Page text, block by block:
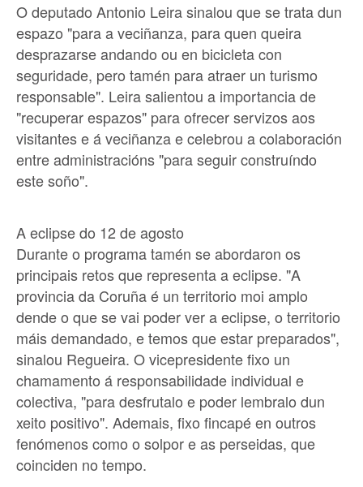
O deputado Antonio Leira sinalou que se trata dun
espazo "para a veciñanza, para quen queira
desprazarse andando ou en bicicleta con
seguridade, pero tamén para atraer un turismo
responsable". Leira salientou a importancia de
"recuperar espazos" para ofrecer servizos aos
visitantes e á veciñanza e celebrou a colaboración
entre administracións "para seguir construíndo
este soño".
A eclipse do 12 de agosto
Durante o programa tamén se abordaron os
principais retos que representa a eclipse. "A
provincia da Coruña é un territorio moi amplo
dende o que se vai poder ver a eclipse, o territorio
máis demandado, e temos que estar preparados",
sinalou Regueira. O vicepresidente fixo un
chamamento á responsabilidade individual e
colectiva, "para desfrutalo e poder lembralo dun
xeito positivo". Ademais, fixo fincapé en outros
fenómenos como o solpor e as perseidas, que
coinciden no tempo.